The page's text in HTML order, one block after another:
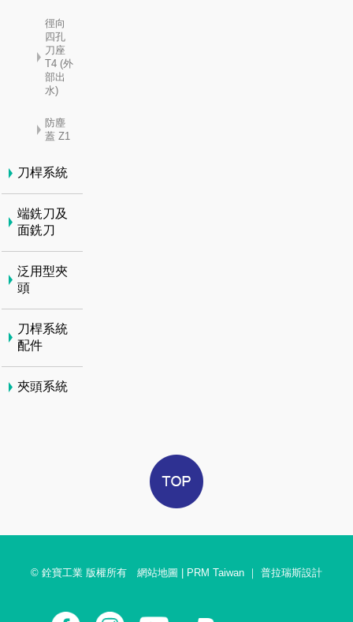
徑向
四孔
刀座
T4 (外
部出
水)
防塵
蓋 Z1
刀桿系統
端銑刀及
面銑刀
泛用型夾
頭
刀桿系統
配件
夾頭系統
© 銓寶工業 版權所有 網站地圖 PRM Taiwan ｜ 普拉瑞斯設計